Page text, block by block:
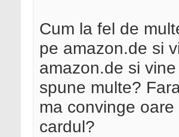
Cum la fel de
pe amazon.de si
amazon.de si
spune multe?
ma convinge
cardul?